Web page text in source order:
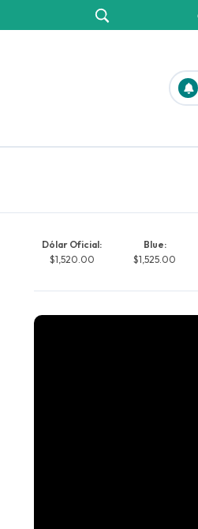
Dólar Oficial:
$1,520.00
Blue:
$1,525.00